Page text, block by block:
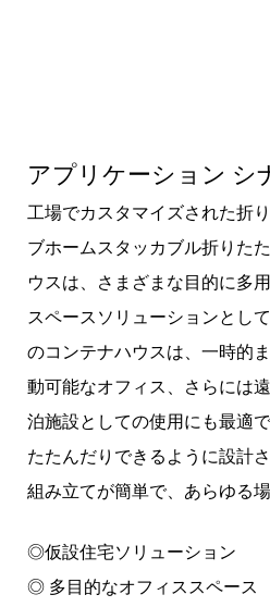
アプリケーション シ
工場でカスタマイズされた折
ブホームスタッカブル折りた
ウスは、さまざまな目的に多
スペースソリューションとし
のコンテナハウスは、一時的
動可能なオフィス、さらには
泊施設としての使用にも最適
たたんだりできるように設計
組み立てが簡単で、あらゆる場
◎仮設住宅ソリューション
◎ 多目的なオフィススペース